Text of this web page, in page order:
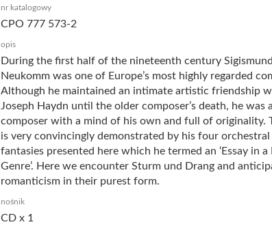
nr katalogowy
CPO 777 573-2
opis
During the first half of the nineteenth century
Neukomm was one of Europe’s most highly regarded
Although he maintained an intimate artistic friendship
Joseph Haydn until the older composer’s death, he was a
composer with a mind of his own and full of originality.
is very convincingly demonstrated by his four orchestral
fantasies presented here which he termed an ‘Essay in a
Genre’. Here we encounter Sturm und Drang and
romanticism in their purest form.
nośnik
CD x 1